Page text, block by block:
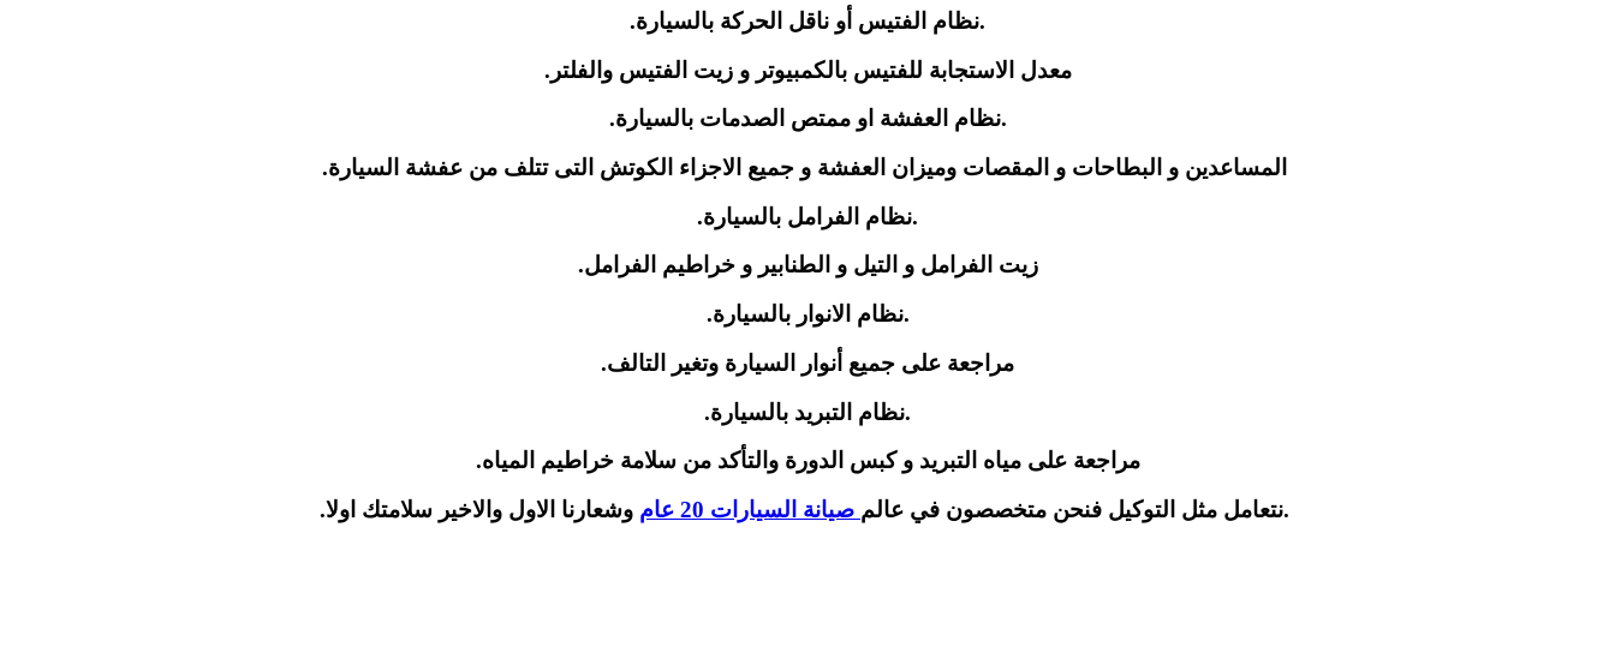
.نظام الفتيس أو ناقل الحركة بالسيارة.
معدل الاستجابة للفتيس بالكمبيوتر و زيت الفتيس والفلتر.
.نظام العفشة او ممتص الصدمات بالسيارة.
المساعدين و البطاحات و المقصات وميزان العفشة و جميع الاجزاء الكوتش التى تتلف من عفشة السيارة.
.نظام الفرامل بالسيارة.
زيت الفرامل و التيل و الطنابير و خراطيم الفرامل.
.نظام الانوار بالسيارة.
مراجعة على جميع أنوار السيارة وتغير التالف.
.نظام التبريد بالسيارة.
مراجعة على مياه التبريد و كبس الدورة والتأكد من سلامة خراطيم المياه.
.نتعامل مثل التوكيل فنحن متخصصون في عالم صيانة السيارات 20 عام وشعارنا الاول والاخير سلامتك اولا.